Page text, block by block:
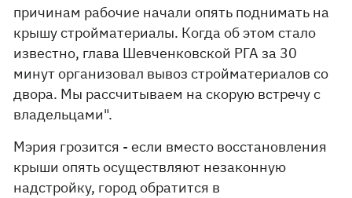
причинам рабочие начали опять поднимать на
крышу стройматериалы. Когда об этом стало
известно, глава Шевченковской РГА за 30
минут организовал вывоз стройматериалов со
двора. Мы рассчитываем на скорую встречу с
владельцами".
Мэрия грозится - если вместо восстановления
крыши опять осуществляют незаконную
надстройку, город обратится в